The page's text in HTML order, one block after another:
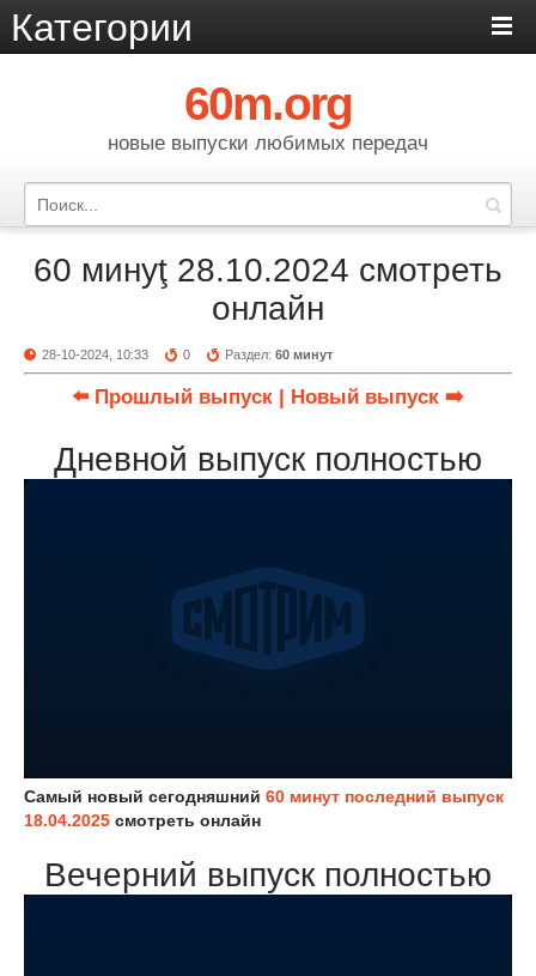
Категории
60m.org
новые выпуски любимых передач
60 минуţ 28.10.2024 смотреть
онлайн
28-10-2024, 10:33 0 Раздел:60 минут
⬅️ Прошлый выпуск | Новый выпуск ➡️
Дневной выпуск полностью
Самый новый сегодняшний 60 минут последний выпуск
18.04.2025 смотреть онлайн
Вечерний выпуск полностью